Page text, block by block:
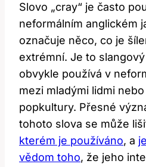
Slovo „cray“ je často
neformálním anglickém
označuje něco, co je
extrémní. Je to
obvykle používá v
mezi mladými lidmi
popkultury. Přesné
tohoto slova se může
kterém je používáno, a
vědom toho, že jeho